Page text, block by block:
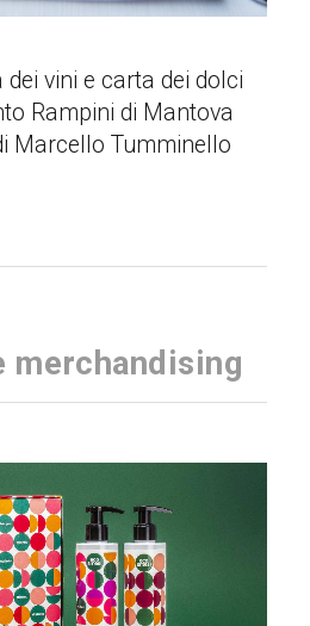
vini e carta dei dolci
Rampini di Mantova
Marcello Tumminello
merchandising